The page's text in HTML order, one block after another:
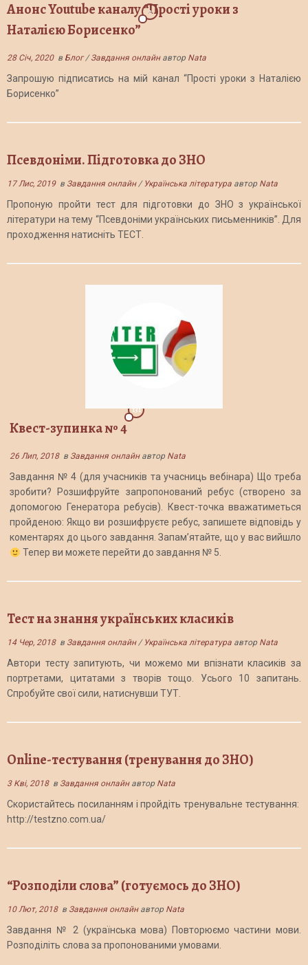
Анонс Youtube каналу “Прості уроки з
Наталією Борисенко”
2
28 Січ, 2020в Блог/Завдання онлайн автор Nata
Запрошую підписатись на мій канал “Прості уроки з Наталією
Борисенко”
Псевдоніми. Підготовка до ЗНО
17 Лис, 2019в Завдання онлайн/Українська література автор Nata
Пропоную пройти тест для підготовки до ЗНО з української
літератури на тему “Псевдоніми українських письменників”. Для
проходження натисніть ТЕСТ.
Квест-зупинка № 4
131
26 Лип, 2018в Завдання онлайн автор Nata
Завдання № 4 (для учасників та учасниць вебінара) Що треба
зробити? Розшифруйте запропонований ребус (створено за
допомогою Генератора ребусів). Квест-точка вважатиметься
пройденою: Якщо ви розшифруєте ребус, запишете відповідь у
коментарях до цього завдання. Запам’ятайте, що у вас вийшло
Тепер ви можете перейти до завдання № 5.
Тест на знання українських класиків
14 Чер, 2018в Завдання онлайн/Українська література автор Nata
Автори тесту запитують, чи можемо ми впізнати класиків за
портретами, цитатами з творів тощо. Усього 10 запитань.
Спробуйте свої сили, натиснувши ТУТ.
Online-тестування (тренування до ЗНО)
3 Кві, 2018в Завдання онлайн автор Nata
Скористайтесь посиланням і пройдіть тренувальне тестування:
http://testzno.com.ua/
“Розподіли слова” (готуємось до ЗНО)
10 Лют, 2018в Завдання онлайн автор Nata
Завдання № 2 (українська мова) Повторюємо частини мови.
Розподіліть слова за пропонованими умовами.